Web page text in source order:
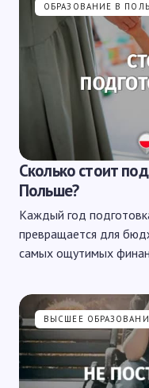
ОБРАЗОВАНИЕ В
Сколько стоит
Польше?
Каждый год
превращается для
самых ощутимых
ВЫСШЕЕ